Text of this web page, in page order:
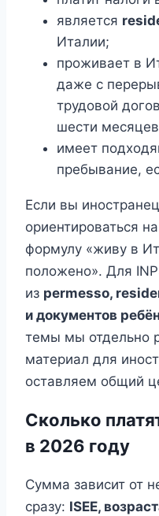
является
Италии;
проживает в
даже с
трудовой
шести
имеет
пребывание,
Если вы
ориентироваться
формулу «живу в
положено». Для
из permesso,
и документов
темы мы отдельно
материал для
оставляем общий
Сколько
в 2026 году
Сумма зависит от
сразу: ISEE,